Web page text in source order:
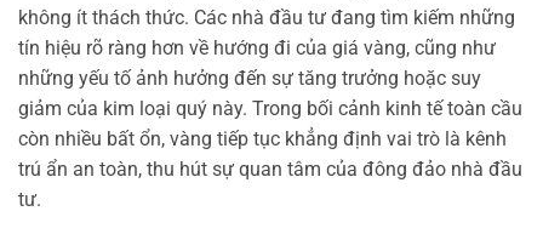
không ít thách thức. Các nhà đầu tư đang tìm kiếm những
tín hiệu rõ ràng hơn về hướng đi của giá vàng, cũng như
những yếu tố ảnh hưởng đến sự tăng trưởng hoặc suy
giảm của kim loại quý này. Trong bối cảnh kinh tế toàn cầu
còn nhiều bất ổn, vàng tiếp tục khẳng định vai trò là kênh
trú ẩn an toàn, thu hút sự quan tâm của đông đảo nhà đầu
tư.